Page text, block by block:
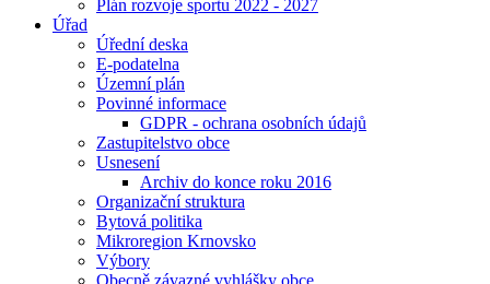
Plán rozvoje sportu 2022 - 2027
Úřad
Úřední deska
E-podatelna
Územní plán
Povinné informace
GDPR - ochrana osobních údajů
Zastupitelstvo obce
Usnesení
Archiv do konce roku 2016
Organizační struktura
Bytová politika
Mikroregion Krnovsko
Výbory
Obecně závazné vyhlášky obce